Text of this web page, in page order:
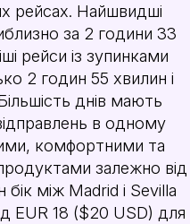
рейсах. Найшвидші
за 2 години 33
рейси із зупинками
2 годин 55 хвилин і
днів мають
в одному
комфортними та
залежно від
між Madrid і Sevilla
EUR 18 ($20 USD) для